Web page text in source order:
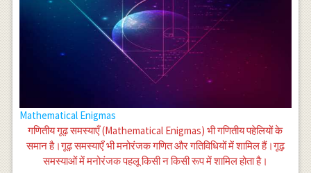
Mathematical Enigmas
गणितीय गूढ़ समस्याएँ (Mathematical Enigmas) भी गणितीय पहेलियों के
समान है।गूढ़ समस्याएँ भी मनोरंजक गणित और गतिविधियों में शामिल हैं।गूढ़
समस्याओं में मनोरंजक पहलू किसी न किसी रूप में शामिल होता है।